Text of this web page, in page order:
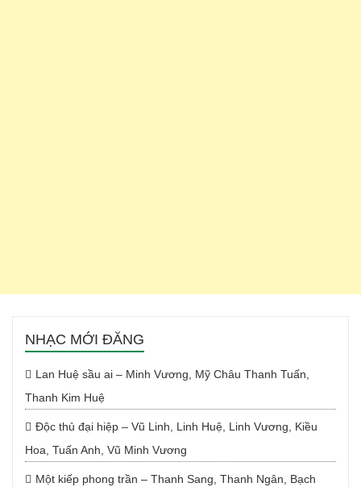
NHẠC MỚI ĐĂNG
Lan Huệ sầu ai – Minh Vương, Mỹ Châu Thanh Tuấn,
Thanh Kim Huệ
Độc thủ đại hiệp – Vũ Linh, Linh Huệ, Linh Vương, Kiều
Hoa, Tuấn Anh, Vũ Minh Vương
Một kiếp phong trần – Thanh Sang, Thanh Ngân, Bạch